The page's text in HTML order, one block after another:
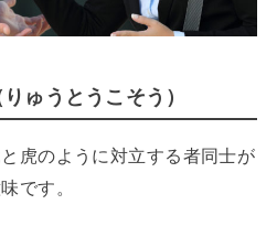
ゅうとうこそう）
虎のように対立する者同士が
です。